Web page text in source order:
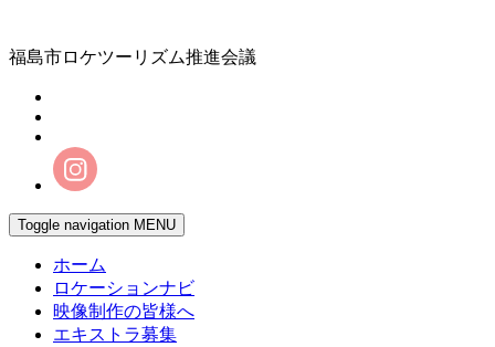
福島市ロケツーリズム推進会議
Toggle navigation MENU
ホーム
ロケーションナビ
映像制作の皆様へ
エキストラ募集